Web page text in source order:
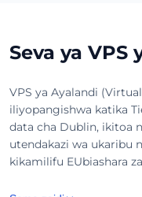
Seva ya
VPS ya Ayalandi
iliyopangishwa katika
data cha Dublin, ikitoa
utendakazi wa ukaribu
kikamilifu EUbiashara